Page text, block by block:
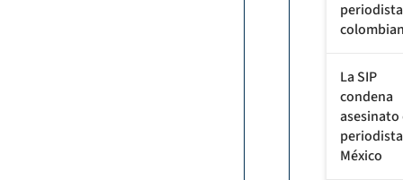
La SIP
condena
asesinato
México